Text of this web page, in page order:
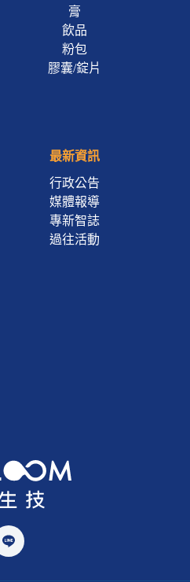
膏
飲品
粉包
膠囊/錠片
最新資訊
行政公告
媒體報導
專新智誌
過往活動